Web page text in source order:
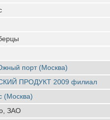
порт (Москва)
ПРОДУКТ 2009 филиал
(Москва)
ЗАО